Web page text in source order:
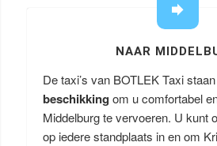
NAAR
De taxi’s van BOTLEK Taxi staan
beschikking om u comfortabel
Middelburg te vervoeren. U kunt
op iedere standplaats in en om